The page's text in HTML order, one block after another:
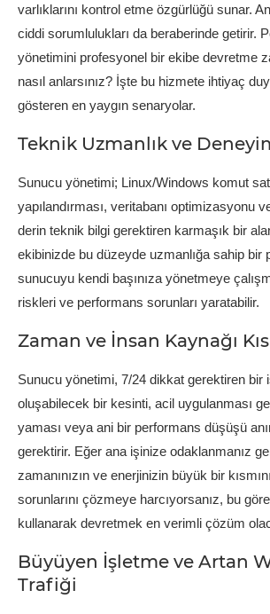
varlıklarını kontrol etme özgürlüğü sunar.
ciddi sorumlulukları da beraberinde getirir.
yönetimini profesyonel bir ekibe devretme
nasıl anlarsınız? İşte bu hizmete ihtiyaç
gösteren en yaygın senaryolar.
Teknik Uzmanlık ve
Sunucu yönetimi; Linux/Windows komut
yapılandırması, veritabanı optimizasyonu
derin teknik bilgi gerektiren karmaşık bir
ekibinizde bu düzeyde uzmanlığa sahip bir
sunucuyu kendi başınıza yönetmeye
riskleri ve performans sorunları yaratabilir.
Zaman ve İnsan Kaynağı
Sunucu yönetimi, 7/24 dikkat gerektiren bir
oluşabilecek bir kesinti, acil uygulanması
yaması veya ani bir performans düşüşü
gerektirir. Eğer ana işinize odaklanmanız
zamanınızın ve enerjinizin büyük bir
sorunlarını çözmeye harcıyorsanız, bu
kullanarak devretmek en verimli çözüm
Büyüyen İşletme ve Artan
Trafiği